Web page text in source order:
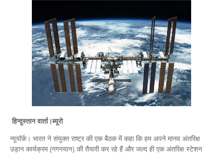
हिन्दुस्तान वार्ता।ब्यूरो
न्यूयॉर्क। भारत ने संयुक्त राष्ट्र की एक बैठक में कहा कि हम अपने मानव अंतरिक्ष
उड़ान कार्यक्रम (गगनयान) की तैयारी कर रहे हैं और जल्द ही एक अंतरिक्ष स्टेशन